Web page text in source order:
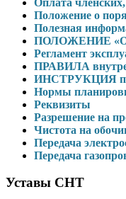
Положение о
Полезная
ПОЛОЖЕНИЕ «О
Регламент
ПРАВИЛА
ИНСТРУКЦИЯ по
Нормы
Реквизиты
Разрешение на
Чистота на
Передача
Передача
Уставы СНТ